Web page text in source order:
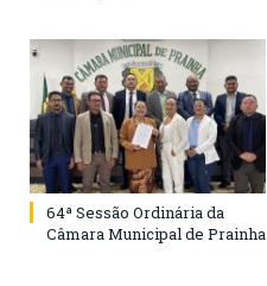
64ª Sessão Ordinária da
Câmara Municipal de Prainha